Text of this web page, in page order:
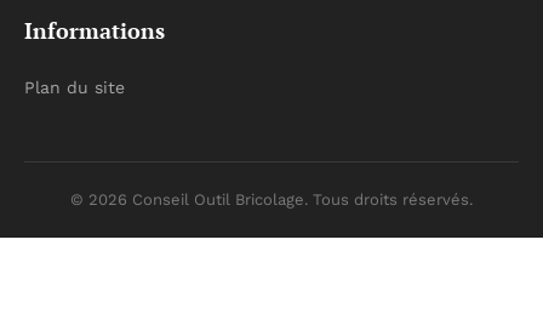
Informations
Plan du site
© 2026 Conseil Outil Bricolage. Tous droits réservés.